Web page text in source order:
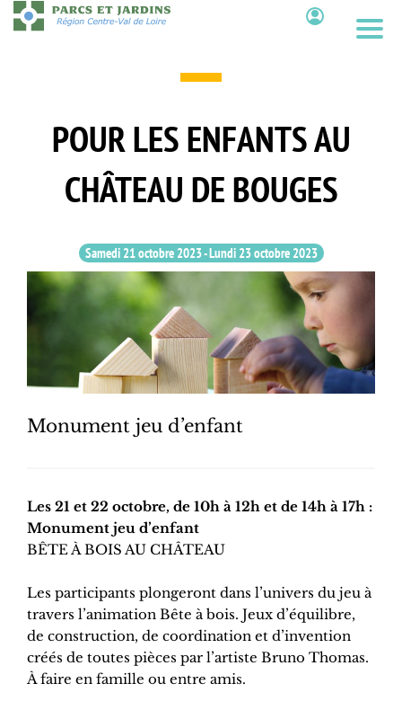
Aller
au
POUR LES ENFANTS AU
CHÂTEAU DE BOUGES
Samedi 21 octobre 2023-Lundi 23 octobre 2023
Monument jeu d’enfant
Les 21 et 22 octobre, de 10h à 12h et de 14h à 17h :
Monument jeu d’enfant
BÊTE À BOIS AU CHÂTEAU
Les participants plongeront dans l’univers du jeu à
travers l’animation Bête à bois. Jeux d’équilibre,
de construction, de coordination et d’invention
créés de toutes pièces par l’artiste Bruno Thomas.
À faire en famille ou entre amis.